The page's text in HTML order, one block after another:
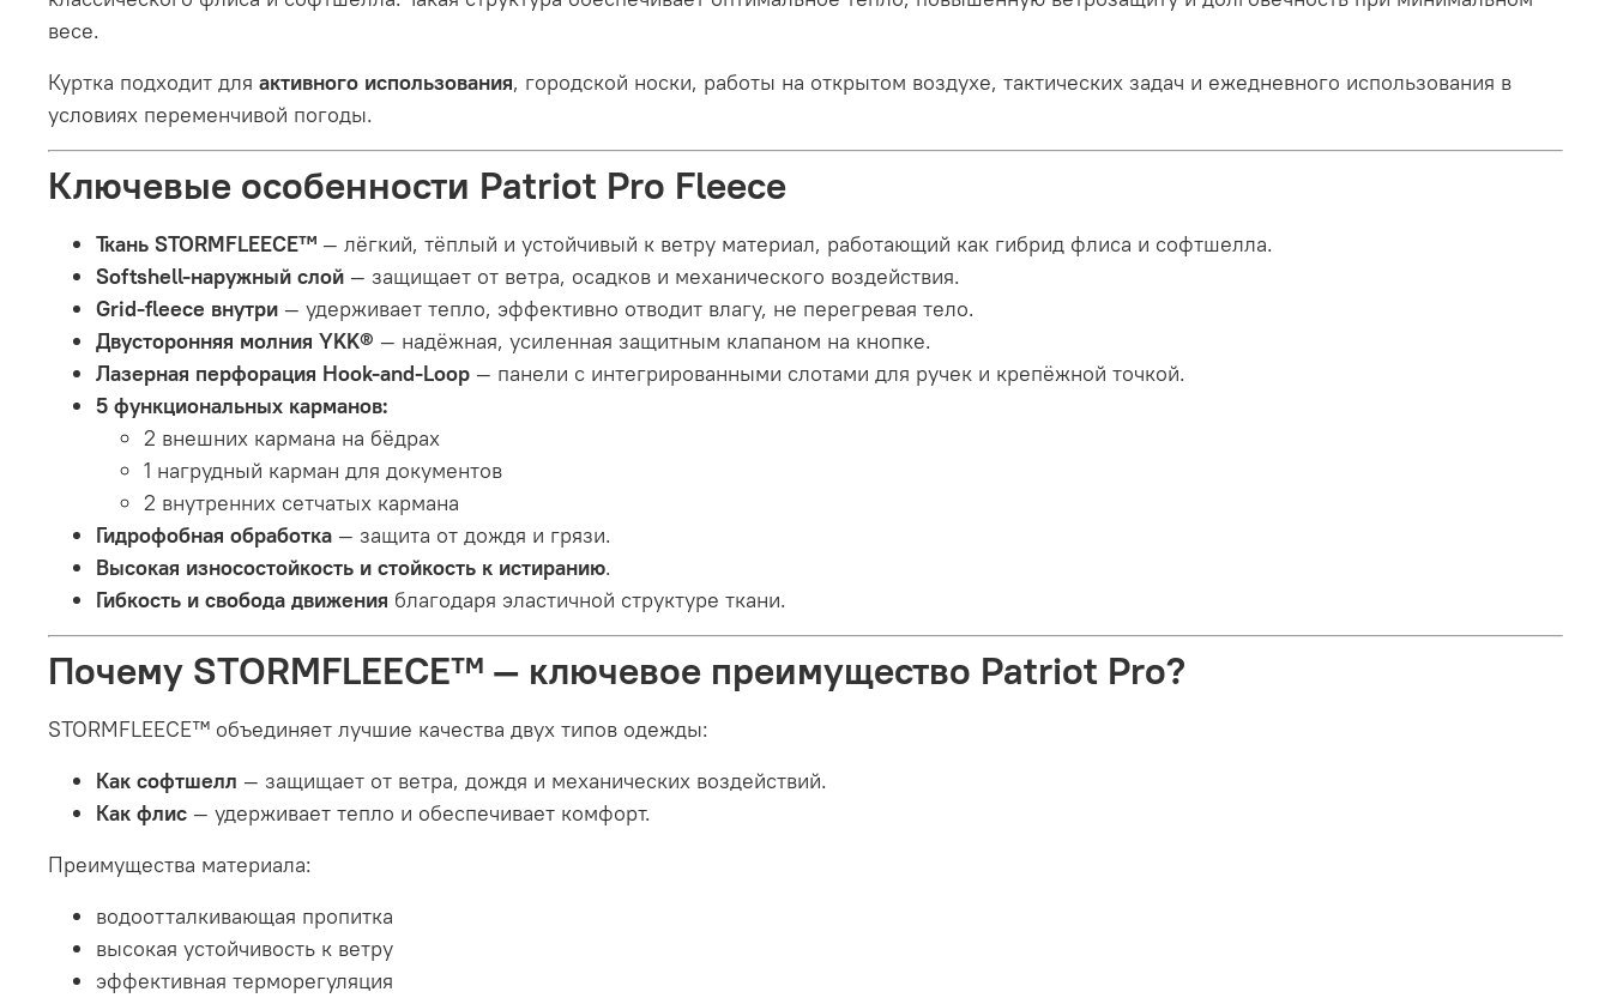
весе.
Куртка подходит для активного использования, городской носки, работы на открытом воздухе, тактических задач и ежедневного использования в
условиях переменчивой погоды.
Ключевые особенности Patriot Pro Fleece
Ткань STORMFLEECE™ — лёгкий, тёплый и устойчивый к ветру материал, работающий как гибрид флиса и софтшелла.
Softshell-наружный слой — защищает от ветра, осадков и механического воздействия.
Grid-fleece внутри — удерживает тепло, эффективно отводит влагу, не перегревая тело.
Двусторонняя молния YKK® — надёжная, усиленная защитным клапаном на кнопке.
Лазерная перфорация Hook-and-Loop — панели с интегрированными слотами для ручек и крепёжной точкой.
5 функциональных карманов:
2 внешних кармана на бёдрах
1 нагрудный карман для документов
2 внутренних сетчатых кармана
Гидрофобная обработка — защита от дождя и грязи.
Высокая износостойкость и стойкость к истиранию.
Гибкость и свобода движения благодаря эластичной структуре ткани.
Почему STORMFLEECE™ — ключевое преимущество Patriot Pro?
STORMFLEECE™ объединяет лучшие качества двух типов одежды:
Как софтшелл — защищает от ветра, дождя и механических воздействий.
Как флис — удерживает тепло и обеспечивает комфорт.
Преимущества материала:
водоотталкивающая пропитка
высокая устойчивость к ветру
эффективная терморегуляция